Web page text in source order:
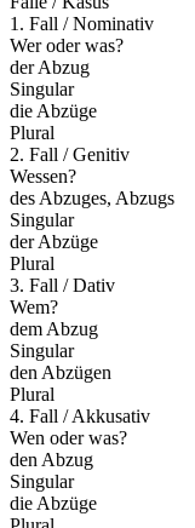
1. Fall / Nominativ
Wer oder was?
der Abzug
Singular
die Abzüge
Plural
2. Fall / Genitiv
Wessen?
des Abzuges, Abzugs
Singular
der Abzüge
Plural
3. Fall / Dativ
Wem?
dem Abzug
Singular
den Abzügen
Plural
4. Fall / Akkusativ
Wen oder was?
den Abzug
Singular
die Abzüge